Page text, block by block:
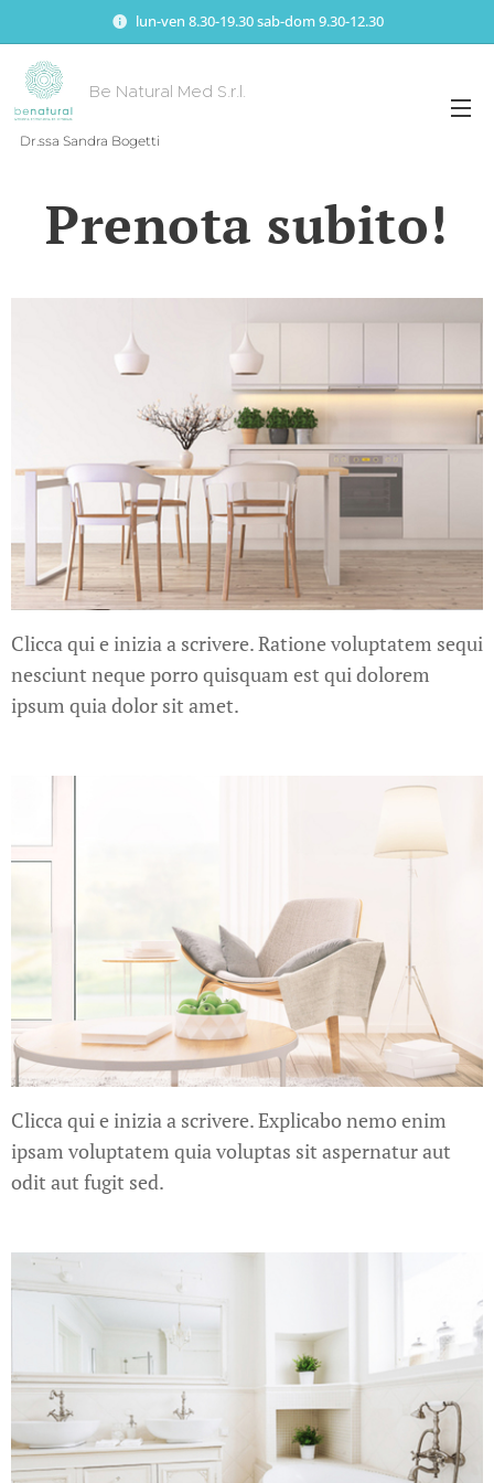
lun-ven 8.30-19.30 sab-dom 9.30-12.30
Be Natural Med S.r.l.
Dr.ssa Sandra Bogetti
Prenota subito!
Clicca qui e inizia a scrivere. Ratione voluptatem sequi
nesciunt neque porro quisquam est qui dolorem
ipsum quia dolor sit amet.
Clicca qui e inizia a scrivere. Explicabo nemo enim
ipsam voluptatem quia voluptas sit aspernatur aut
odit aut fugit sed.